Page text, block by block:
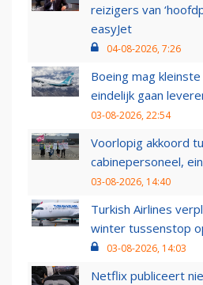
reizigers van
easyJet
04-08-2026, 7:26
Boeing mag
eindelijk gaan
03-08-2026, 22:54
Voorlopig akkoord
cabinepersoneel,
03-08-2026, 14:40
Turkish Airlines
winter tussenstop
03-08-2026, 14:03
Netflix publiceert